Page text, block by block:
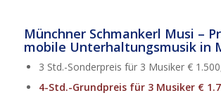
Münchner Schmankerl Musi –
mobile Unterhaltungsmusik in
3 Std.-Sonderpreis für 3 Musiker €
4-Std.-Grundpreis für 3 Musiker €